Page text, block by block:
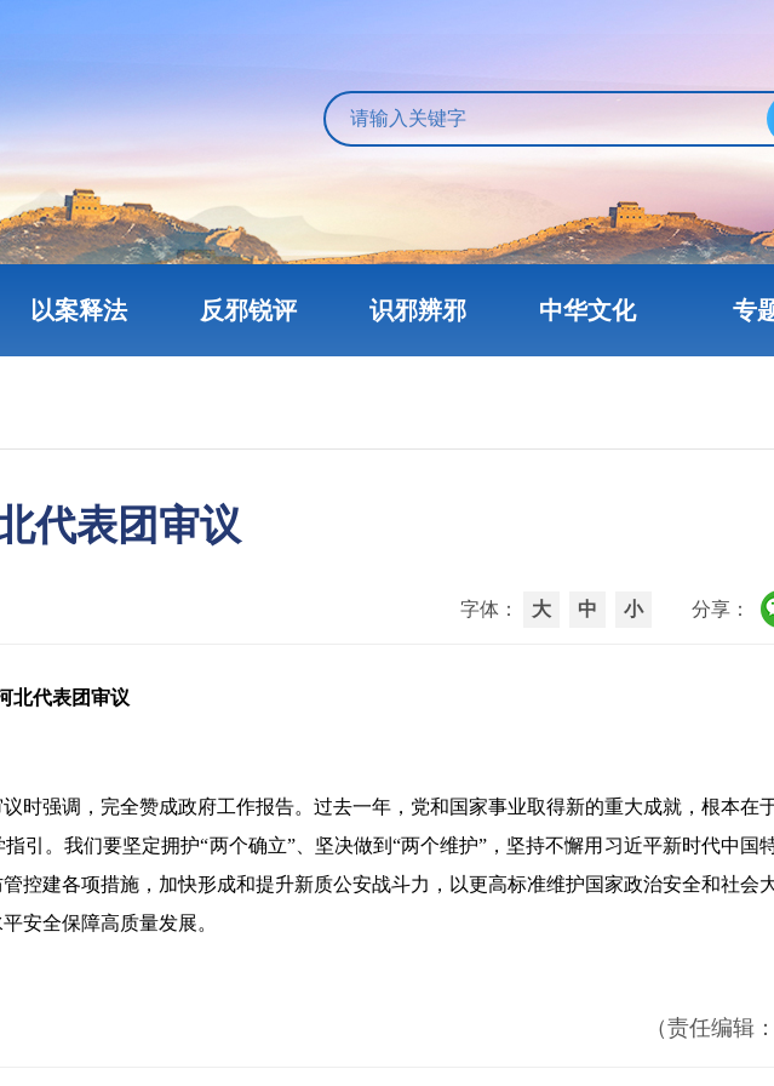
以案释法 反邪锐评 识邪辨邪 中华文化 专
代表团审议
字体： 大 中 小 分享：
北代表团审议
时强调，完全赞成政府工作报告。过去一年，党和国家事业取得新的重大成就，根本在
。我们要坚定拥护“两个确立”、坚决做到“两个维护”，坚持不懈用习近平新时代中国
控建各项措施，加快形成和提升新质公安战斗力，以更高标准维护国家政治安全和社会
安全保障高质量发展。
（责任编辑